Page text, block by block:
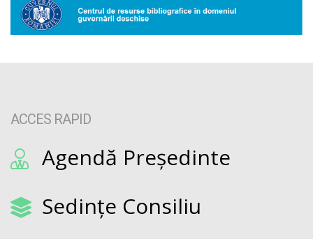
ACCES RAPID
Agendă Președinte
Sedințe Consiliu